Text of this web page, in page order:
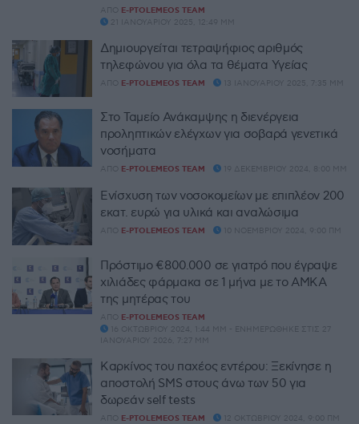
ΑΠΌ E-PTOLEMEOS TEAM
21 ΙΑΝΟΥΑΡΊΟΥ 2025, 12:49 ΜΜ
Δημιουργείται τετραψήφιος αριθμός
τηλεφώνου για όλα τα θέματα Υγείας
ΑΠΌ E-PTOLEMEOS TEAM 13 ΙΑΝΟΥΑΡΊΟΥ 2025, 7:35 ΜΜ
Στο Ταμείο Ανάκαμψης η διενέργεια
προληπτικών ελέγχων για σοβαρά γενετικά
νοσήματα
ΑΠΌ E-PTOLEMEOS TEAM 19 ΔΕΚΕΜΒΡΊΟΥ 2024, 8:00 ΜΜ
Ενίσχυση των νοσοκομείων με επιπλέον 200
εκατ. ευρώ για υλικά και αναλώσιμα
ΑΠΌ E-PTOLEMEOS TEAM 10 ΝΟΕΜΒΡΊΟΥ 2024, 9:00 ΠΜ
Πρόστιμο €800.000 σε γιατρό που έγραψε
χιλιάδες φάρμακα σε 1 μήνα με το ΑΜΚΑ
της μητέρας του
ΑΠΌ E-PTOLEMEOS TEAM
16 ΟΚΤΩΒΡΊΟΥ 2024, 1:44 ΜΜ - ΕΝΗΜΕΡΏΘΗΚΕ ΣΤΙΣ 27
ΙΑΝΟΥΑΡΊΟΥ 2026, 7:27 ΜΜ
Καρκίνος του παχέος εντέρου: Ξεκίνησε η
αποστολή SMS στους άνω των 50 για
δωρεάν self tests
ΑΠΌ E-PTOLEMEOS TEAM 12 ΟΚΤΩΒΡΊΟΥ 2024, 9:00 ΠΜ